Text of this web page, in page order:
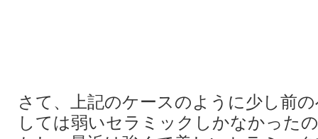
さて、上記のケースのように少し前
しては弱いセラミックしかなかった